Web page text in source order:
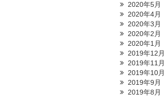
2020年5月
2020年4月
2020年3月
2020年2月
2020年1月
2019年12月
2019年11月
2019年10月
2019年9月
2019年8月